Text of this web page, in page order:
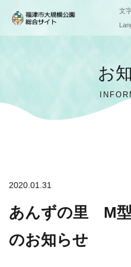
文
お
2020.01.31
あんずの里 M
のお知らせ